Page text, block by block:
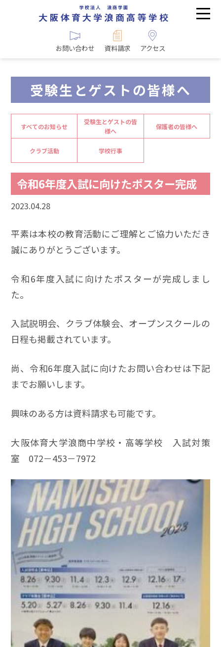
お問い合わせ 資料請求 アクセス
受験生とゲストの皆様へ
すべてのお知らせ
受験生とゲストの皆
様へ
保護者の皆様へ
クラブ活動 学校行事
令和6年度入試に向けたポスター完成
2023.04.28
平素は本校の教育活動にご理解とご協力いただき
誠にありがとうございます。
令和6年度入試に向けたポスターが完成しまし
た。
入試説明会、クラブ体験会、オープンスクールの
日程も掲載されています。
尚、令和6年度入試に向けたお問い合わせは下記
までお願いします。
興味のある方は資料請求も可能です。
大阪体育大学浪商中学校・高等学校 入試対策
室 072－453－7972